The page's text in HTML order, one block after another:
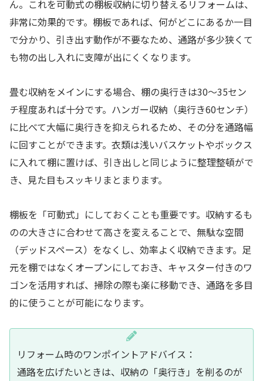
ん。これを可動式の棚板収納に切り替えるリフォームは、
非常に効果的です。棚板であれば、何がどこにあるか一目
で分かり、引き出す動作が不要なため、通路が多少狭くて
も物の出し入れに支障が出にくくなります。
畳む収納をメインにする場合、棚の奥行きは30〜35セン
チ程度あれば十分です。ハンガー収納（奥行き60センチ）
に比べて大幅に奥行きを抑えられるため、その分を通路幅
に回すことができます。衣類は浅いバスケットやボックス
に入れて棚に置けば、引き出しと同じように整理整頓がで
き、見た目もスッキリまとまります。
棚板を「可動式」にしておくことも重要です。収納するも
のの大きさに合わせて高さを変えることで、無駄な空間
（デッドスペース）をなくし、効率よく収納できます。足
元を棚ではなくオープンにしておき、キャスター付きのワ
ゴンを活用すれば、掃除の際も楽に移動でき、通路を多目
的に使うことが可能になります。
リフォーム時のワンポイントアドバイス：
通路を広げたいときは、収納の「奥行き」を削るのが